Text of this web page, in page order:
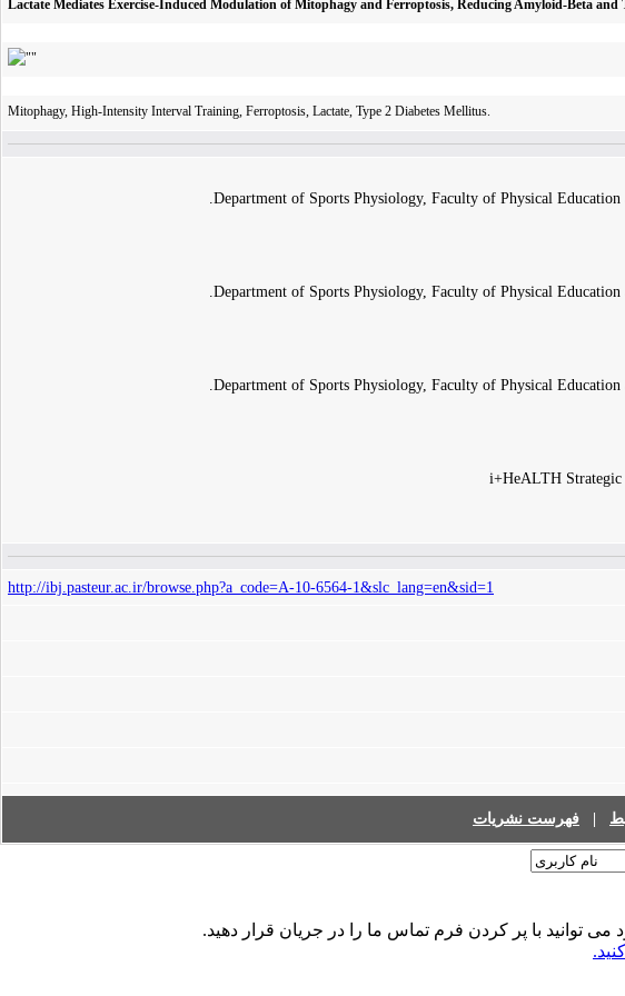
Lactate Mediates Exercise-Induced Modulation of Mitophagy and Ferroptosis, Reducing Amyloid-Beta and
Mitophagy, High-Intensity Interval Training, Ferroptosis, Lactate, Type 2 Diabetes Mellitus.
Department of Sports Physiology, Faculty of Physical
Department of Sports Physiology, Faculty of Physical
Department of Sports Physiology, Faculty of Physical
i+HeALTH Strategic
http://ibj.pasteur.ac.ir/browse.php?a_code=A-10-6564-1&slc_lang=en&sid=1
فهرست نشریات
توانید با پر کردن فرم تماس ما را در جریان قرار دهید.